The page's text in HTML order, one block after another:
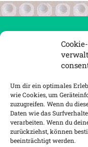
Um dir ein optimales
wie Cookies, um
zuzugreifen. Wenn du
Daten wie das
verarbeiten. Wenn du
zurückziehst, können
beeinträchtigt werden.
FORMALES /
Impressum
ANDERES /